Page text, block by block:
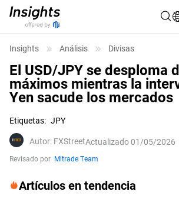
Insights Análisis Divisas
El USD/JPY se desploma
máximos mientras la
Yen sacude los mercados
Etiquetas: JPY
Autor: FXStreetActualizado 01/05/2026
Revisado por Mitrade Team
Artículos en tendencia